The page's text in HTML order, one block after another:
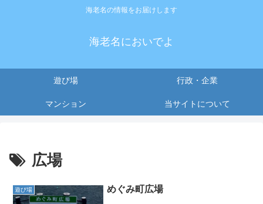
海老名の情報をお届けします
海老名においでよ
遊び場 行政・企業
マンション 当サイトについて
広場
遊び場 めぐみ町広場